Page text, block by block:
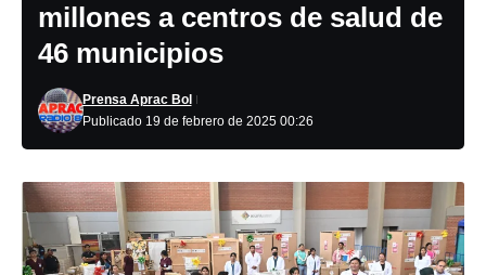
millones a centros de salud de
46 municipios
Publicado 19 de febrero de 2025 00:26
Prensa Aprac Bol